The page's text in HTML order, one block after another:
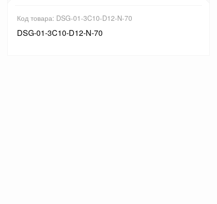
Код товара: DSG-01-3C10-D12-N-70
DSG-01-3C10-D12-N-70